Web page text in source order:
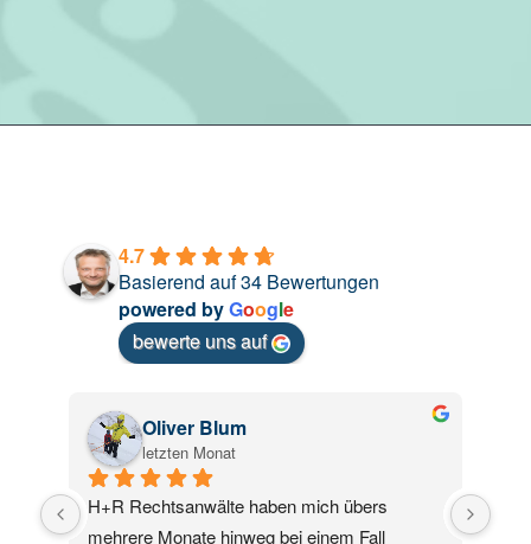
4.7
Basierend auf 34 Bewertungen
powered byGoogle
bewerte uns auf
Oliver Blum
letzten Monat
H+R Rechtsanwälte haben mich übers
mehrere Monate hinweg bei einem Fall